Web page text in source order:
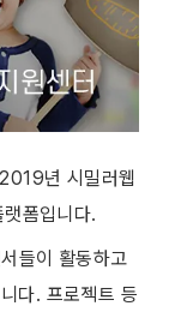
년 시밀러웹
폼입니다.
들이 활동하고
다. 프로젝트 등